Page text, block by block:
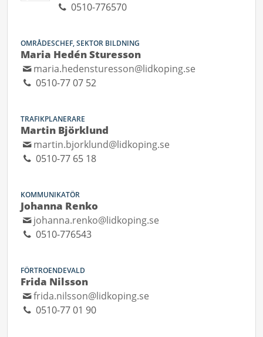
0510-776570
OMRÅDESCHEF, SEKTOR BILDNING
Maria Hedén Sturesson
maria.hedensturesson@lidkoping.se
0510-77 07 52
TRAFIKPLANERARE
Martin Björklund
martin.bjorklund@lidkoping.se
0510-77 65 18
KOMMUNIKATÖR
Johanna Renko
johanna.renko@lidkoping.se
0510-776543
FÖRTROENDEVALD
Frida Nilsson
frida.nilsson@lidkoping.se
0510-77 01 90